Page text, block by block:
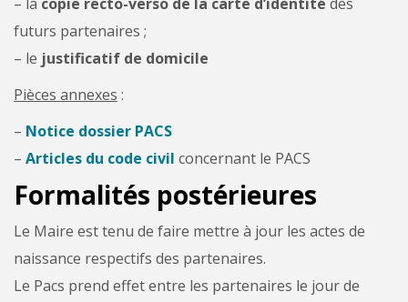
futurs partenaires ;
– le justificatif de domicile
Pièces annexes :
– Notice dossier PACS
– Articles du code civil concernant le PACS
Formalités postérieures
Le Maire est tenu de faire mettre à jour les actes de
naissance respectifs des partenaires.
Le Pacs prend effet entre les partenaires le jour de